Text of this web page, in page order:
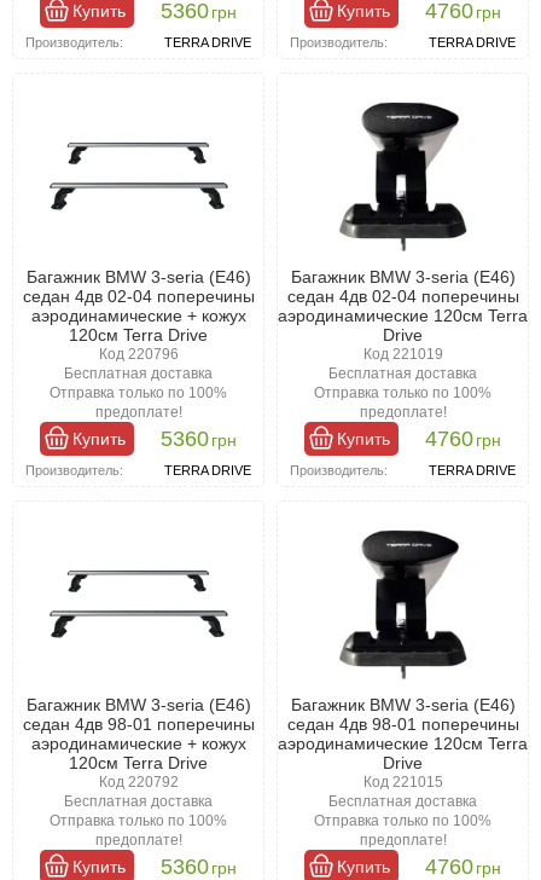
Купить 5360грн
Производитель: TERRA DRIVE
Купить 4760грн
Производитель: TERRA DRIVE
Багажник BMW 3-seria (E46)
седан 4дв 02-04 поперечины
аэродинамические + кожух
120см Terra Drive
Код 220796
Бесплатная доставка
Отправка только по 100%
предоплате!
Купить 5360грн
Производитель: TERRA DRIVE
Багажник BMW 3-seria (E46)
седан 4дв 02-04 поперечины
аэродинамические 120см Terra
Drive
Код 221019
Бесплатная доставка
Отправка только по 100%
предоплате!
Купить 4760грн
Производитель: TERRA DRIVE
Багажник BMW 3-seria (E46)
седан 4дв 98-01 поперечины
аэродинамические + кожух
120см Terra Drive
Код 220792
Бесплатная доставка
Отправка только по 100%
предоплате!
Купить 5360грн
Багажник BMW 3-seria (E46)
седан 4дв 98-01 поперечины
аэродинамические 120см Terra
Drive
Код 221015
Бесплатная доставка
Отправка только по 100%
предоплате!
Купить 4760грн